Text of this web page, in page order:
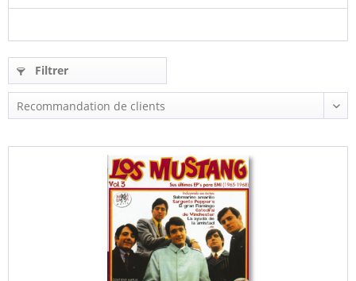
Filtrer